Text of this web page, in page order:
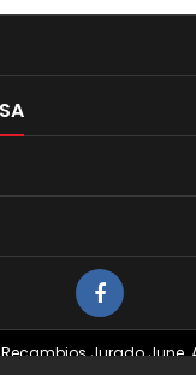
Jurado June.